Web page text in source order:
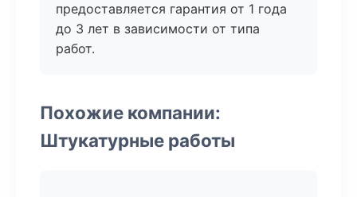
предоставляется гарантия от 1 года
до 3 лет в зависимости от типа
работ.
Похожие компании:
Штукатурные работы